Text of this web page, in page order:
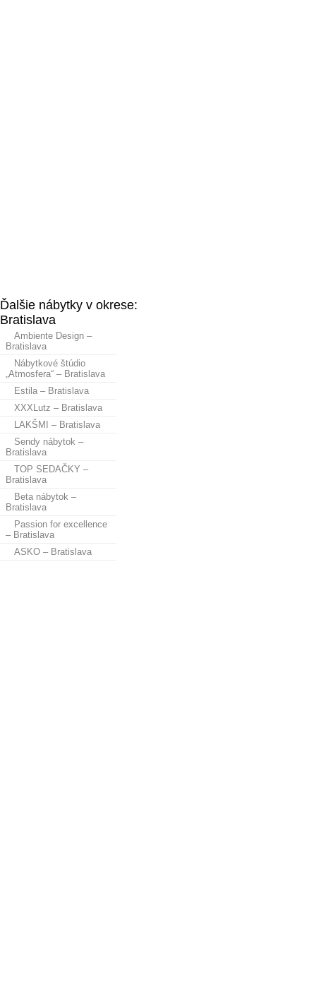
Ďalšie nábytky v okrese:
Bratislava
Ambiente Design –
Bratislava
Nábytkové štúdio
„Atmosfera“ – Bratislava
Estila – Bratislava
XXXLutz – Bratislava
LAKŠMI – Bratislava
Sendy nábytok –
Bratislava
TOP SEDAČKY –
Bratislava
Beta nábytok –
Bratislava
Passion for excellence
– Bratislava
ASKO – Bratislava